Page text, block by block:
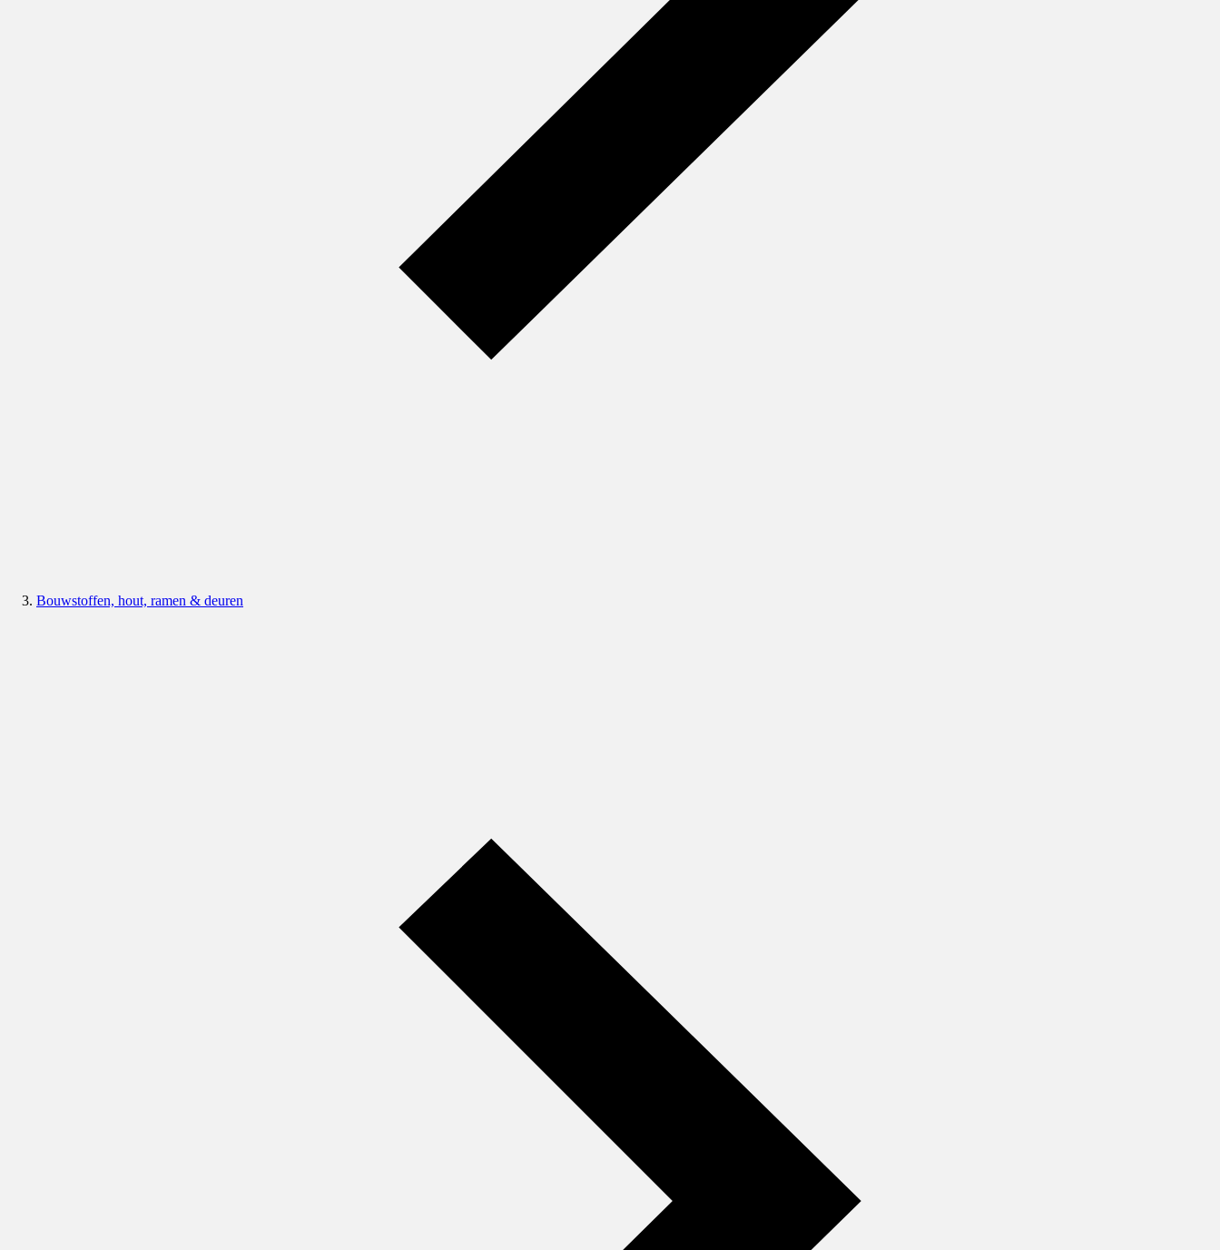
Bouwstoffen, hout, ramen & deuren